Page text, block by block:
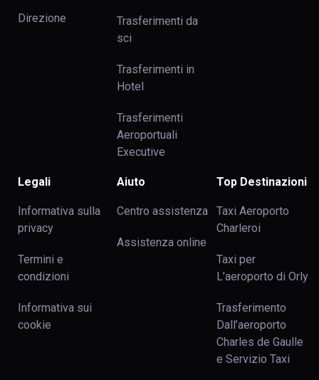
Direzione
Trasferimenti da
sci
Trasferimenti in
Hotel
Trasferimenti
Aeroportuali
Executive
Legali
Informativa sulla
privacy
Termini e
condizioni
Informativa sui
cookie
Aiuto
Centro assistenza
Assistenza online
Top Destinazioni
Taxi Aeroporto
Charleroi
Taxi per
L’aeroporto di Orly
Trasferimento
Dall’aeroporto
Charles de Gaulle
e Servizio Taxi